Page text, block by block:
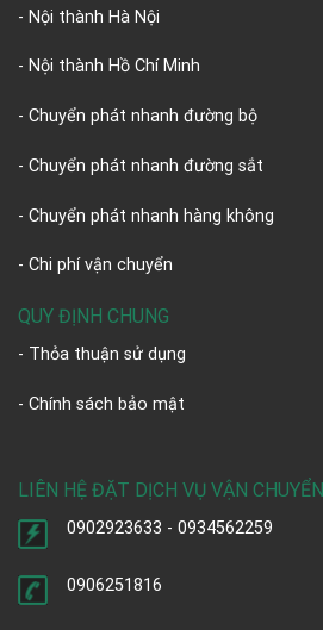
- Nội thành Hà Nội
- Nội thành Hồ Chí Minh
- Chuyển phát nhanh đường bộ
- Chuyển phát nhanh đường sắt
- Chuyển phát nhanh hàng không
- Chi phí vận chuyển
QUY ĐỊNH CHUNG
- Thỏa thuận sử dụng
- Chính sách bảo mật
LIÊN HỆ ĐẶT DỊCH VỤ VẬN CHUYỂN
0902923633 - 0934562259
0906251816